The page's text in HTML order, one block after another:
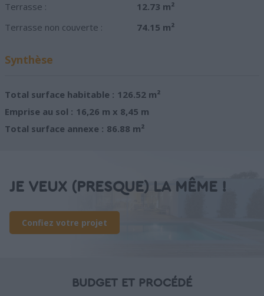
Terrasse :
12.73 m²
Terrasse non couverte :
74.15 m²
Synthèse
Total surface habitable : 126.52 m²
Emprise au sol : 16,26 m x 8,45 m
Total surface annexe : 86.88 m²
JE VEUX (PRESQUE) LA MÊME !
Confiez votre projet
BUDGET ET PROCÉDÉ